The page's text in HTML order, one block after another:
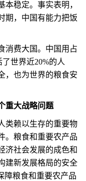
稳定。事实表明，
期，中国有能力把饭
费大国。中国用占
世界近20%的人
，也为世界的粮食安
重大战略问题
赖以生存的重要物
。粮食和重要农产品
济社会发展的成色和
建新发展格局的安全
障粮食和重要农产品